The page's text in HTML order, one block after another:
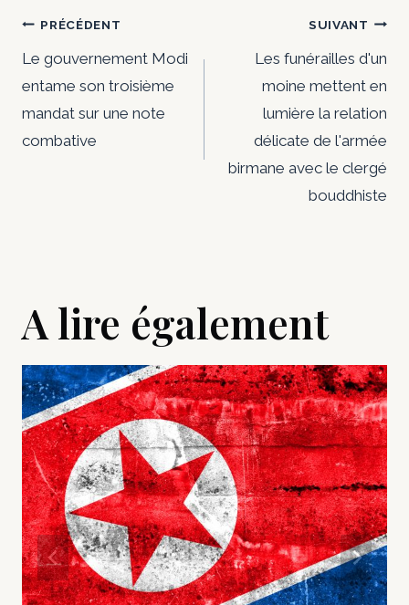
Navigation
de
l’article
PRÉCÉDENT
Le gouvernement Modi
entame son troisième
mandat sur une note
combative
SUIVANT
Les funérailles d'un
moine mettent en
lumière la relation
délicate de l'armée
birmane avec le clergé
bouddhiste
A lire également